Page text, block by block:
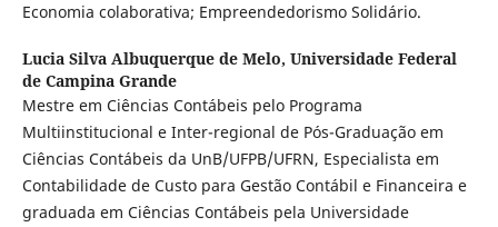
Economia colaborativa; Empreendedorismo Solidário.
Lucia Silva Albuquerque de Melo, Universidade Federal
de Campina Grande
Mestre em Ciências Contábeis pelo Programa
Multiinstitucional e Inter-regional de Pós-Graduação em
Ciências Contábeis da UnB/UFPB/UFRN, Especialista em
Contabilidade de Custo para Gestão Contábil e Financeira e
graduada em Ciências Contábeis pela Universidade